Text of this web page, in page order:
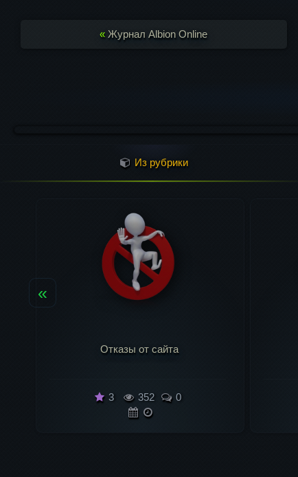
« Журнал Albion Online
Из рубрики
Как развивать сайт
3 547 0
«